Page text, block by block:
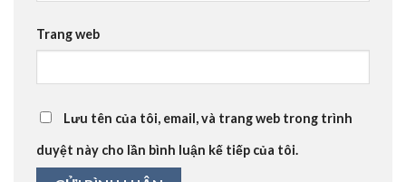
Trang web
Lưu tên của tôi, email, và trang web trong trình
duyệt này cho lần bình luận kế tiếp của tôi.